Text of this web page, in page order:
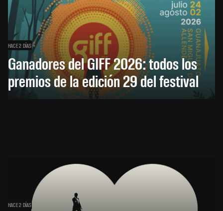
HACE 2 DÍAS
Ganadores del GIFF 2026: todos los
premios de la edición 29 del festival
HACE 2 DÍAS